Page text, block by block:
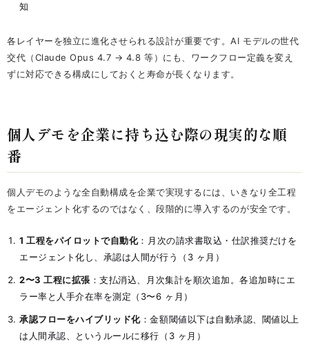
知
各レイヤーを独立に進化させられる設計が重要です。AI モデルの世代
交代（Claude Opus 4.7 → 4.8 等）にも、ワークフロー定義を変え
ずに対応できる構成にしておくと寿命が長くなります。
個人デモを企業に持ち込む際の現実的な順
番
個人デモのような全自動構成を企業で実現するには、いきなり全工程
をエージェント化するのではなく、段階的に導入するのが安全です。
1 工程をパイロットで自動化：月次の請求書取込・仕訳推奨だけを
エージェント化し、承認は人間が行う（3 ヶ月）
2〜3 工程に拡張 ：支払消込、月次集計を順次追加。各追加時にエ
ラー率と人手介在率を測定（3〜6 ヶ月）
承認フローをハイブリッド化：金額閾値以下は自動承認、閾値以上
は人間承認、というルールに移行（3 ヶ月）